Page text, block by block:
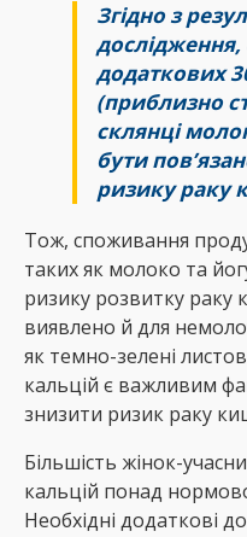
Згідно з
додаткових
(приблизно
склянці
бути
ризику раку
Тож, споживання
таких як молоко та
ризику розвитку раку
виявлено й для
як темно-зелені
кальцій є важливим
знизити ризик раку
Більшість жінок-
кальцій понад
Необхідні додаткові